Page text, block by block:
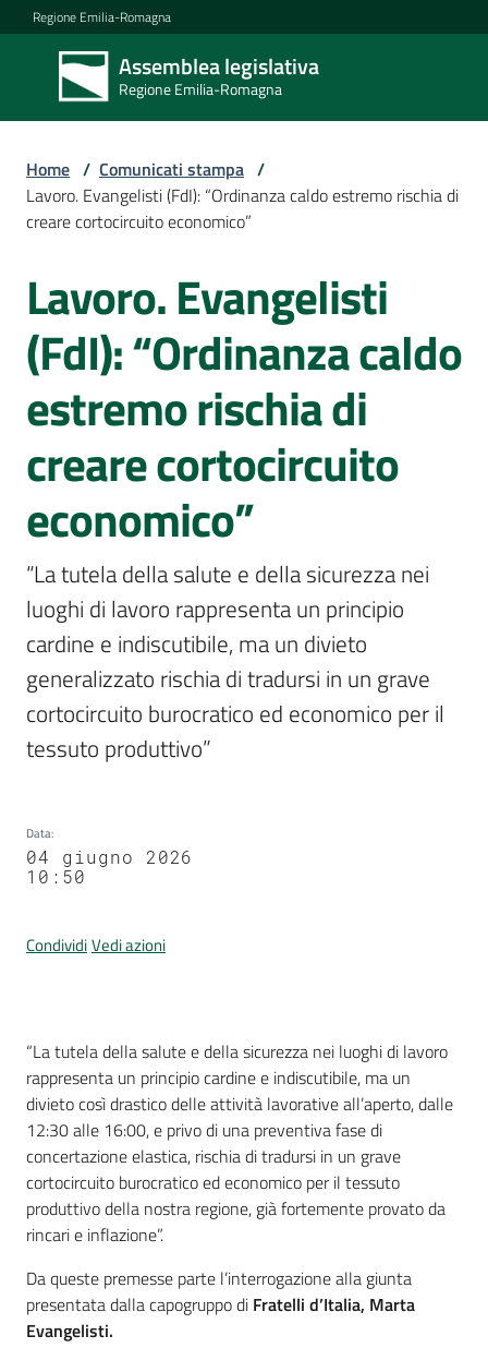
Vai al contenuto
Vai alla navigazione
Vai al footer
Regione Emilia-Romagna
Assemblea legislativa
Regione Emilia-Romagna
Assemblea
legislativa
Regione Emilia-
Assemblea
Attività
Argomenti
i
media
Menu selezionato
Per
cittadini
Home / Comunicati stampa /
Lavoro. Evangelisti (FdI): “Ordinanza caldo estremo rischia di
creare cortocircuito economico”
Salta al contenuto
Lavoro. Evangelisti
(FdI): “Ordinanza caldo
estremo rischia di
creare cortocircuito
economico”
“La tutela della salute e della sicurezza nei
luoghi di lavoro rappresenta un principio
cardine e indiscutibile, ma un divieto
generalizzato rischia di tradursi in un grave
cortocircuito burocratico ed economico per il
tessuto produttivo”
Data:
04 giugno 2026
10:50
CondividiVedi azioni
Contenuto
“La tutela della salute e della sicurezza nei luoghi di lavoro
rappresenta un principio cardine e indiscutibile, ma un
divieto così drastico delle attività lavorative all’aperto, dalle
12:30 alle 16:00, e privo di una preventiva fase di
concertazione elastica, rischia di tradursi in un grave
cortocircuito burocratico ed economico per il tessuto
produttivo della nostra regione, già fortemente provato da
rincari e inflazione”.
Da queste premesse parte l’interrogazione alla giunta
presentata dalla capogruppo di Fratelli d’Italia, Marta
Evangelisti.